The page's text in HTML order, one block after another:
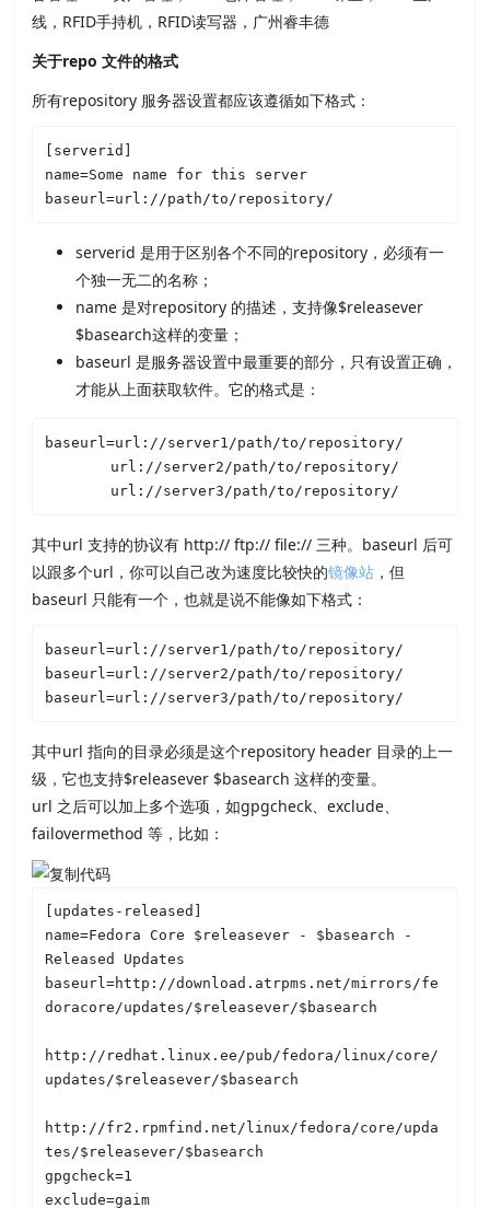
关于repo 文件的格式
所有repository 服务器设置都应该遵循如下格式：
[serverid]
name=Some name for this server
baseurl=url://path/to/repository/
serverid 是用于区别各个不同的repository，必须有一
个独一无二的名称；
name 是对repository 的描述，支持像$releasever
$basearch这样的变量；
baseurl 是服务器设置中最重要的部分，只有设置正确，
才能从上面获取软件。它的格式是：
baseurl=url://server1/path/to/repository/
url://server2/path/to/repository/
url://server3/path/to/repository/
其中url 支持的协议有 http:// ftp:// file:// 三种。baseurl 后可
以跟多个url，你可以自己改为速度比较快的镜像站 ，但
baseurl 只能有一个，也就是说不能像如下格式：
baseurl=url://server1/path/to/repository/
baseurl=url://server2/path/to/repository/
baseurl=url://server3/path/to/repository/
其中url 指向的目录必须是这个repository header 目录的上一
级，它也支持$releasever $basearch 这样的变量。
url 之后可以加上多个选项，如gpgcheck、exclude、
failovermethod 等，比如：
[updates-released]
name=Fedora Core $releasever - $basearch -
Released Updates
baseurl=http://download.atrpms.net/mirrors/fe
doracore/updates/$releasever/$basearch
http://redhat.linux.ee/pub/fedora/linux/core/
updates/$releasever/$basearch
http://fr2.rpmfind.net/linux/fedora/core/upda
tes/$releasever/$basearch
gpgcheck=1
exclude=gaim